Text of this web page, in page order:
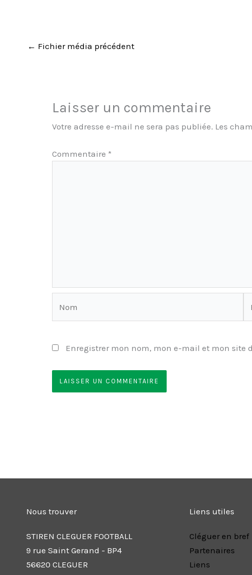
← Fichier média précédent
Laisser un commentaire
Votre adresse e-mail ne sera pas publiée. Les
Commentaire *
Enregistrer mon nom, mon e-mail et mon
Nous trouver
STIREN CLEGUER FOOTBALL
9 rue Saint Gerand - BP4
56620 CLEGUER
Liens utiles
Cléguer en bref
Partenaires
Liens